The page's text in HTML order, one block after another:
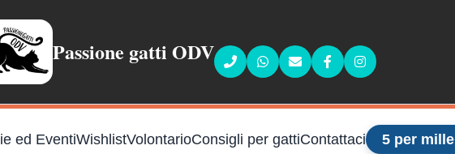
Passione gatti ODV
FacebookInstagram
ed EventiWishlistVolontarioConsigli per gattiContattaci 5 per mille